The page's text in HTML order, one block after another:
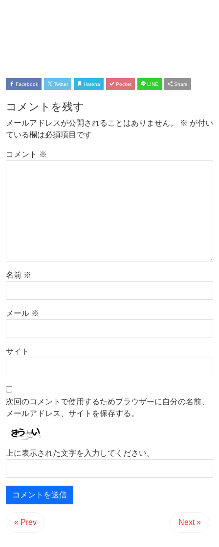
Facebook Twitter Hatena Pocket LINE Share
コメントを残す
メールアドレスが公開されることはありません。 ※ が付い
ている欄は必須項目です
コメント ※
名前 ※
メール ※
サイト
次回のコメントで使用するためブラウザーに自分の名前、
メールアドレス、サイトを保存する。
上に表示された文字を入力してください。
« Prev Next »